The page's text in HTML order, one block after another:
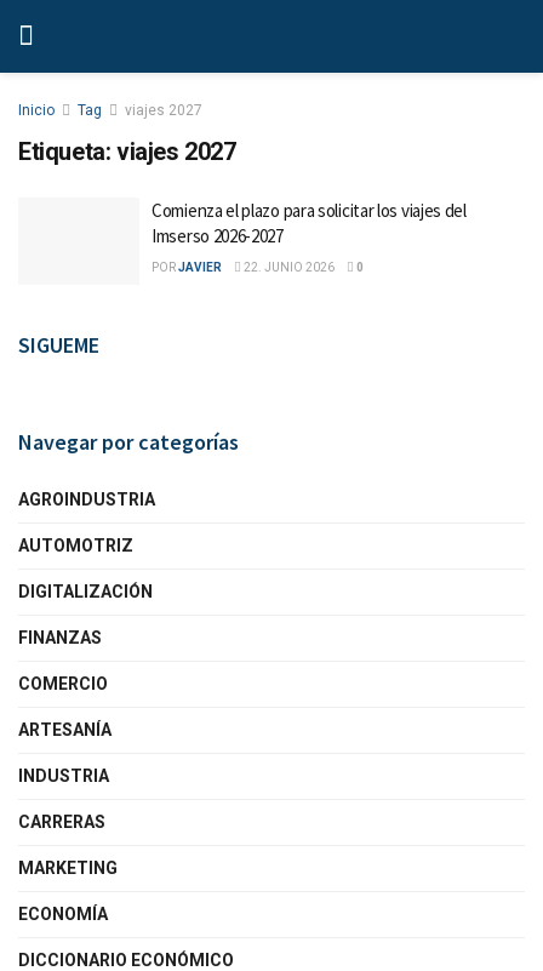
Inicio Tag viajes 2027
Etiqueta: viajes 2027
Comienza el plazo para solicitar los viajes del
Imserso 2026-2027
PORJAVIER 22. JUNIO 2026 0
SIGUEME
Navegar por categorías
AGROINDUSTRIA
AUTOMOTRIZ
DIGITALIZACIÓN
FINANZAS
COMERCIO
ARTESANÍA
INDUSTRIA
CARRERAS
MARKETING
ECONOMÍA
DICCIONARIO ECONÓMICO